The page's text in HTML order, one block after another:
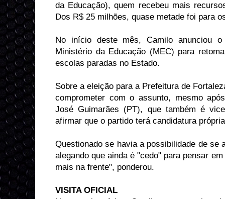
da Educação), quem recebeu mais
Dos R$ 25 milhões, quase metade foi para
No início deste mês, Camilo anunciou
Ministério da Educação (MEC) para
escolas paradas no Estado.
Sobre a eleição para a Prefeitura de
comprometer com o assunto, mesmo
José Guimarães (PT), que também é
afirmar que o partido terá candidatura
Questionado se havia a possibilidade de se
alegando que ainda é "cedo" para pensar
mais na frente", ponderou.
VISITA OFICIAL